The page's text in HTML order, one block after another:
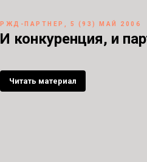
РЖД-ПАРТНЕР, 5 (93) МАЙ 2006
И конкуренция, и
Читать материал